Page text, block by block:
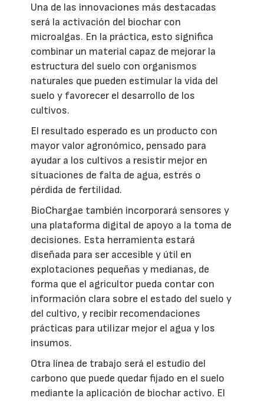
Una de las innovaciones más destacadas
será la activación del biochar con
microalgas. En la práctica, esto significa
combinar un material capaz de mejorar la
estructura del suelo con organismos
naturales que pueden estimular la vida del
suelo y favorecer el desarrollo de los
cultivos.
El resultado esperado es un producto con
mayor valor agronómico, pensado para
ayudar a los cultivos a resistir mejor en
situaciones de falta de agua, estrés o
pérdida de fertilidad.
BioChargae también incorporará sensores y
una plataforma digital de apoyo a la toma de
decisiones. Esta herramienta estará
diseñada para ser accesible y útil en
explotaciones pequeñas y medianas, de
forma que el agricultor pueda contar con
información clara sobre el estado del suelo y
del cultivo, y recibir recomendaciones
prácticas para utilizar mejor el agua y los
insumos.
Otra línea de trabajo será el estudio del
carbono que puede quedar fijado en el suelo
mediante la aplicación de biochar activo. El